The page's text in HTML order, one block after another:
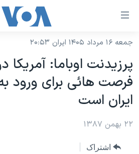
لینکهای
دسترسی
جهش
به
محتوای
اصلی
صفحه
نسخه سبک وب‌سایت
موضوع ها
ایران
آمریکا
جهان
برنامه های تلویزیونی
جدول برنامه ها
صفحه‌های ویژه
جمعه ۱۶ مرداد ۱۴۰۵ ایران ۲۰:۵۳
پرزيدنت اوباما:
فرصت هائی برای ورود
ايران است
۲۲ بهمن ۱۳۸۷
اشتراک